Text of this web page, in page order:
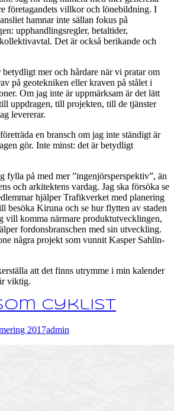
företagandets villkor och lönebildning. I
hamnar inte sällan fokus på
upphandlingsregler, betaltider,
Det är också berikande och
mer och hårdare när vi pratar om
på geotekniken eller kraven på stålet i
Om jag inte är uppmärksam är det lätt
uppdragen, till projekten, till de tjänster
levererar.
en bransch om jag inte ständigt är
gör. Inte minst: det är betydligt
fylla på med mer ”ingenjörsperspektiv”, än
och arkitektens vardag. Jag ska försöka se
hjälper Trafikverket med planering
besöka Kiruna och se hur flytten av staden
vill komma närmare produktutvecklingen,
fordonsbranschen med sin utveckling.
några projekt som vunnit Kasper Sahlin-
att det finns utrymme i min kalender
viktig.
cyklist
2017admin